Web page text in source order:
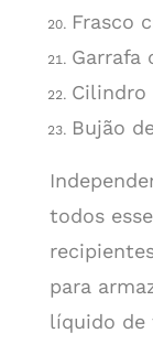
Frasco
Garrafa
Cilindro
Bujão
todos
para
líquido de